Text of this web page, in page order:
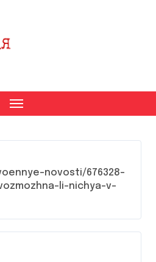
novosti/676328-
li-nichya-v-